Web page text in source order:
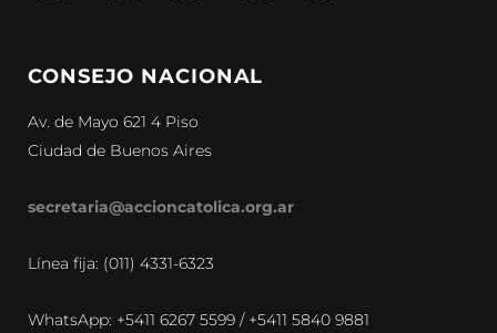
CONSEJO NACIONAL
Av. de Mayo 621 4 Piso
Ciudad de Buenos Aires
secretaria@accioncatolica.org.ar
Línea fija: (011) 4331-6323
WhatsApp: +5411 6267 5599 / +5411 5840 9881